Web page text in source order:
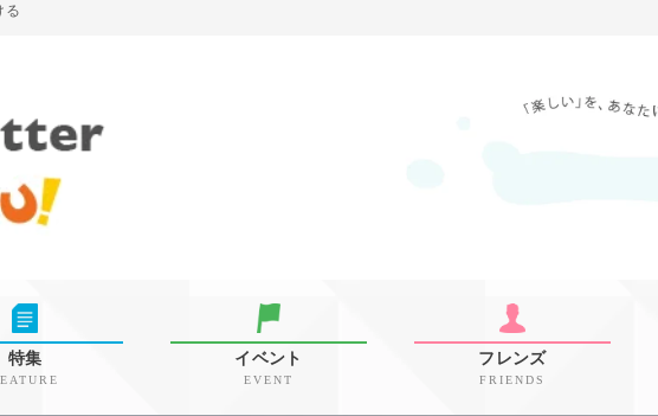
る
特集 イベント
EVENT
フレンズ
FRIENDS